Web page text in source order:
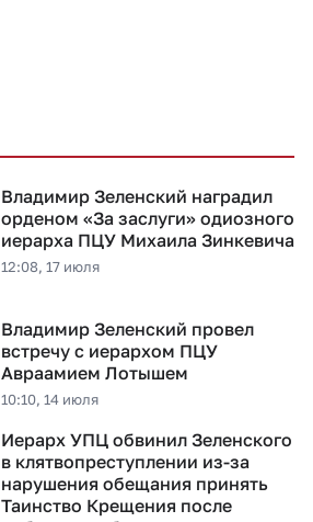
Владимир Зеленский наградил
орденом «За заслуги» одиозного
иерарха ПЦУ Михаила Зинкевича
12:08, 17 июля
Владимир Зеленский провел
встречу с иерархом ПЦУ
Авраамием Лотышем
10:10, 14 июля
Иерарх УПЦ обвинил Зеленского
в клятвопреступлении из-за
нарушения обещания принять
Таинство Крещения после